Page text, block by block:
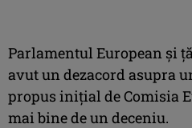
Parlamentul European şi
avut un dezacord asupra
propus iniţial de Comisia
mai bine de un deceniu.